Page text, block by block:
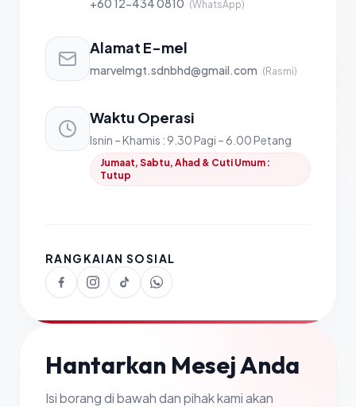
+60 12-434 0810 (WhatsApp)
Alamat E-mel
marvelmgt.sdnbhd@gmail.com (Rasmi)
Waktu Operasi
Isnin – Khamis : 9.30 Pagi – 6.00 Petang
Jumaat, Sabtu, Ahad & Cuti Umum :
Tutup
RANGKAIAN SOSIAL
Hantarkan Mesej Anda
Isi borang di bawah dan pihak kami akan